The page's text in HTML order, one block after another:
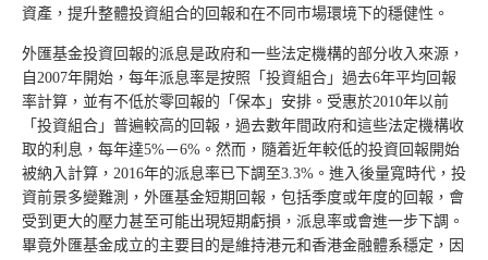
資產，提升整體投資組合的回報和在不同市場環境下的穩健性。
外匯基金投資回報的派息是政府和一些法定機構的部分收入來源，
自2007年開始，每年派息率是按照「投資組合」過去6年平均回報
率計算，並有不低於零回報的「保本」安排。受惠於2010年以前
「投資組合」普遍較高的回報，過去數年間政府和這些法定機構收
取的利息，每年達5%－6%。然而，隨着近年較低的投資回報開始
被納入計算，2016年的派息率已下調至3.3%。進入後量寬時代，投
資前景多變難測，外匯基金短期回報，包括季度或年度的回報，會
受到更大的壓力甚至可能出現短期虧損，派息率或會進一步下調。
畢竟外匯基金成立的主要目的是維持港元和香港金融體系穩定，因